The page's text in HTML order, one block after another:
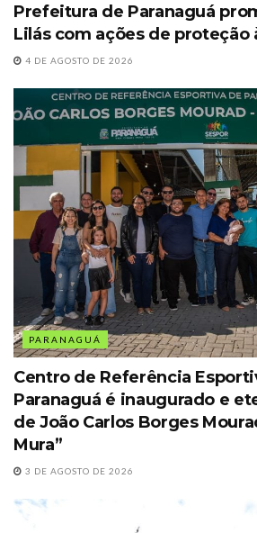
Prefeitura de Paranaguá
Lilás com ações de proteção
4 DE AGOSTO DE 2026
PARANAGUÁ
Centro de Referência
Paranaguá é inaugurado e
de João Carlos Borges
Mura”
3 DE AGOSTO DE 2026